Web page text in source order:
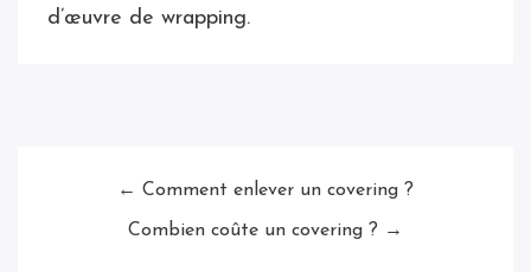
d’œuvre de wrapping.
← Comment enlever un covering ?
Combien coûte un covering ? →